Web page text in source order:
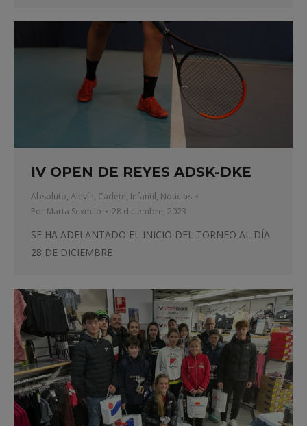
IV OPEN DE REYES ADSK-DKE
Absoluto, Alevín, Cadete, Infantil, Noticias
Por Marta Sexmilo 28 diciembre, 2023
SE HA ADELANTADO EL INICIO DEL TORNEO AL DÍA
28 DE DICIEMBRE